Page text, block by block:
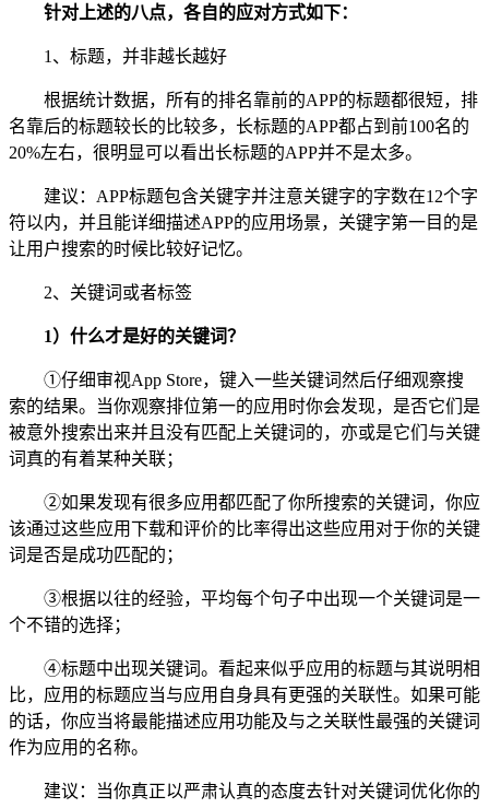
针对上述的八点，各自的应对方式如下：
1、标题，并非越长越好
根据统计数据，所有的排名靠前的APP的标题都很短，排
名靠后的标题较长的比较多，长标题的APP都占到前100名的
20%左右，很明显可以看出长标题的APP并不是太多。
建议：APP标题包含关键字并注意关键字的字数在12个字
符以内，并且能详细描述APP的应用场景，关键字第一目的是
让用户搜索的时候比较好记忆。
2、关键词或者标签
1）什么才是好的关键词？
①仔细审视App Store，键入一些关键词然后仔细观察搜
索的结果。当你观察排位第一的应用时你会发现，是否它们是
被意外搜索出来并且没有匹配上关键词的，亦或是它们与关键
词真的有着某种关联；
②如果发现有很多应用都匹配了你所搜索的关键词，你应
该通过这些应用下载和评价的比率得出这些应用对于你的关键
词是否是成功匹配的；
③根据以往的经验，平均每个句子中出现一个关键词是一
个不错的选择；
④标题中出现关键词。看起来似乎应用的标题与其说明相
比，应用的标题应当与应用自身具有更强的关联性。如果可能
的话，你应当将最能描述应用功能及与之关联性最强的关键词
作为应用的名称。
建议：当你真正以严肃认真的态度去针对关键词优化你的